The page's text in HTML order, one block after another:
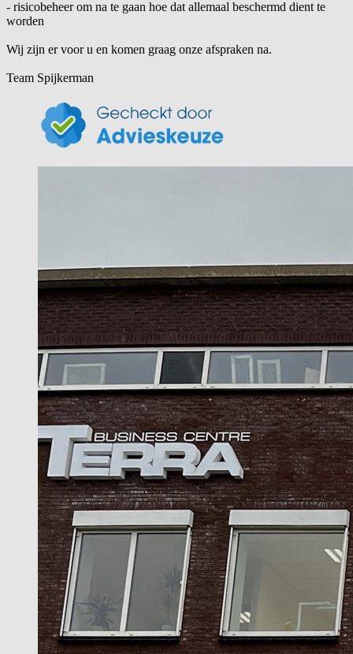
- risicobeheer om na te gaan hoe dat allemaal beschermd dient te
worden
Wij zijn er voor u en komen graag onze afspraken na.
Team Spijkerman